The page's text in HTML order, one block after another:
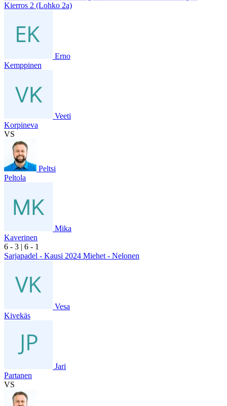
Kierros 2 (Lohko 2a)
Erno
Kemppinen
Veeti
Korpineva
VS
Peltsi
Peltola
Mika
Kaverinen
6 - 3 | 6 - 1
Sarjapadel - Kausi 2024 Miehet - Nelonen
Vesa
Kivekäs
Jari
Partanen
VS